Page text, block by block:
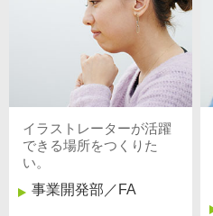
イラストレーターが活躍
できる場所をつくりた
い。
事業開発部／FA